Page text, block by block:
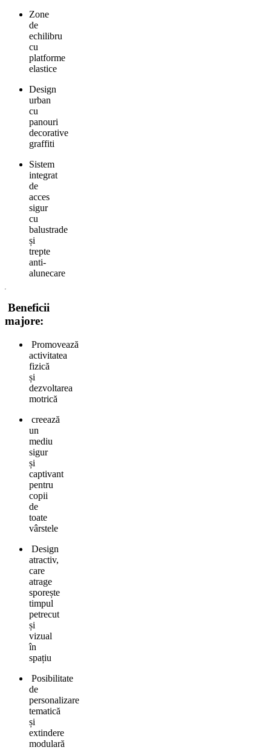
Zone
de
echilibru
cu
platforme
elastice
Design
urban
cu
panouri
decorative
graffiti
Sistem
integrat
de
acces
sigur
cu
balustrade
și
trepte
anti-
alunecare
Beneficii
majore:
Promovează
activitatea
fizică
și
dezvoltarea
motrică
creează
un
mediu
sigur
și
captivant
pentru
copii
de
toate
vârstele
Design
atractiv,
care
atrage
sporește
timpul
petrecut
și
vizual
în
spațiu
Posibilitate
de
personalizare
tematică
și
extindere
modulară